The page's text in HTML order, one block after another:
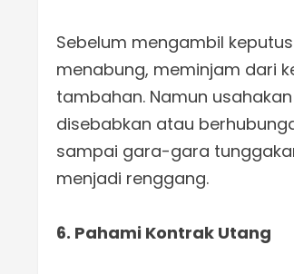
Sebelum mengambil
menabung, meminjam dari
tambahan. Namun
disebabkan atau
sampai gara-gara
menjadi renggang.
6. Pahami Kontrak Utang